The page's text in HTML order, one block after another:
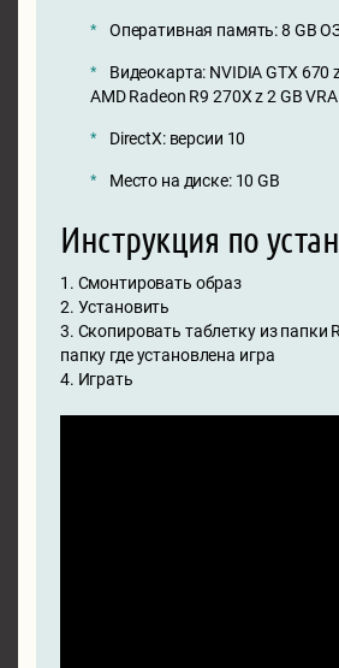
Оперативная память: 8 GB
Видеокарта: NVIDIA GTX 670
AMD Radeon R9 270X z 2 GB
DirectX: версии 10
Место на диске: 10 GB
Инструкция по
1. Смонтировать образ
2. Установить
3. Скопировать таблетку из папки
папку где установлена игра
4. Играть